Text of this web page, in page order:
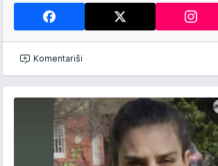
Komentariši